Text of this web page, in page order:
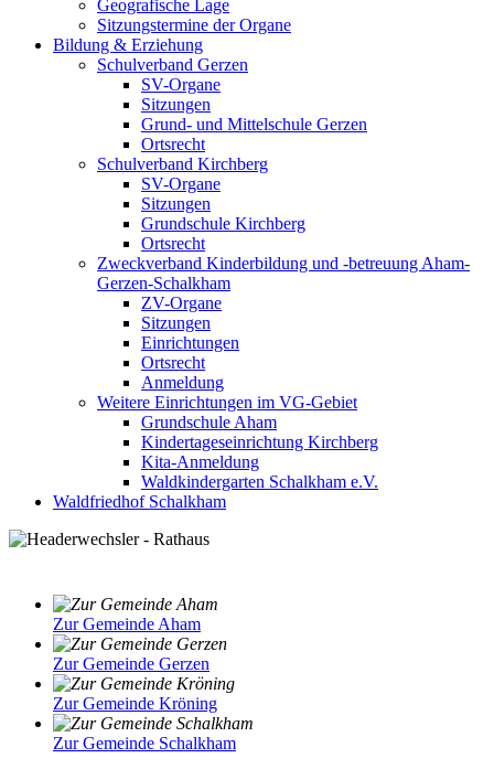
Geografische Lage
Sitzungstermine der Organe
Bildung & Erziehung
Schulverband Gerzen
SV-Organe
Sitzungen
Grund- und Mittelschule Gerzen
Ortsrecht
Schulverband Kirchberg
SV-Organe
Sitzungen
Grundschule Kirchberg
Ortsrecht
Zweckverband Kinderbildung und -betreuung Aham-
Gerzen-Schalkham
ZV-Organe
Sitzungen
Einrichtungen
Ortsrecht
Anmeldung
Weitere Einrichtungen im VG-Gebiet
Grundschule Aham
Kindertageseinrichtung Kirchberg
Kita-Anmeldung
Waldkindergarten Schalkham e.V.
Waldfriedhof Schalkham
Zur Gemeinde Aham
Zur Gemeinde Gerzen
Zur Gemeinde Kröning
Zur Gemeinde Schalkham